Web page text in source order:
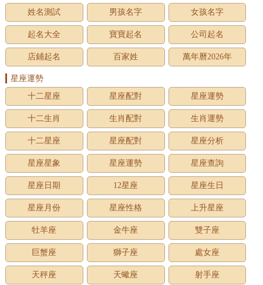
姓名測試
男孩名字 女孩名字
起名大全 寶寶起名 公司起名
店鋪起名 百家姓 萬年曆2026年
星座運勢
十二星座
星座配對 星座運勢
十二生肖 生肖配對 生肖運勢
十二星座 星座配對 星座分析
星座星象 星座運勢 星座查詢
星座日期 12星座 星座生日
星座月份 星座性格 上升星座
牡羊座 金牛座 雙子座
巨蟹座 獅子座 處女座
天秤座 天蠍座 射手座